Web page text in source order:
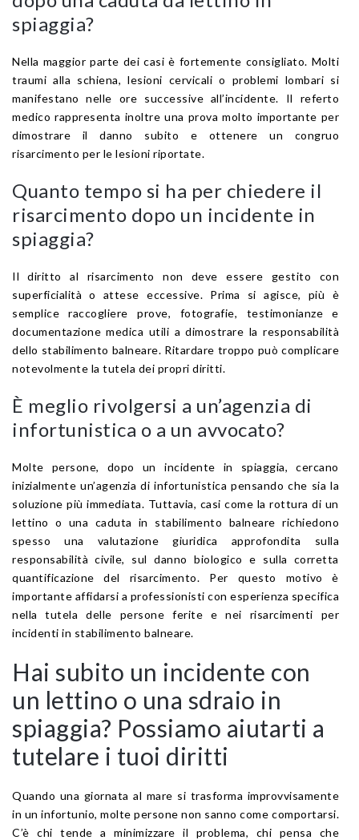
spiaggia?
Nella maggior parte dei casi è fortemente consigliato. Molti
traumi alla schiena, lesioni cervicali o problemi lombari si
manifestano nelle ore successive all’incidente. Il referto
medico rappresenta inoltre una prova molto importante per
dimostrare il danno subito e ottenere un congruo
risarcimento per le lesioni riportate.
Quanto tempo si ha per chiedere il
risarcimento dopo un incidente in
spiaggia?
Il diritto al risarcimento non deve essere gestito con
superficialità o attese eccessive. Prima si agisce, più è
semplice raccogliere prove, fotografie, testimonianze e
documentazione medica utili a dimostrare la responsabilità
dello stabilimento balneare. Ritardare troppo può complicare
notevolmente la tutela dei propri diritti.
È meglio rivolgersi a un’agenzia di
infortunistica o a un avvocato?
Molte persone, dopo un incidente in spiaggia, cercano
inizialmente un’agenzia di infortunistica pensando che sia la
soluzione più immediata. Tuttavia, casi come la rottura di un
lettino o una caduta in stabilimento balneare richiedono
spesso una valutazione giuridica approfondita sulla
responsabilità civile, sul danno biologico e sulla corretta
quantificazione del risarcimento. Per questo motivo è
importante affidarsi a professionisti con esperienza specifica
nella tutela delle persone ferite e nei risarcimenti per
incidenti in stabilimento balneare.
Hai subito un incidente con
un lettino o una sdraio in
spiaggia? Possiamo aiutarti a
tutelare i tuoi diritti
Quando una giornata al mare si trasforma improvvisamente
in un infortunio, molte persone non sanno come comportarsi.
C’è chi tende a minimizzare il problema, chi pensa che